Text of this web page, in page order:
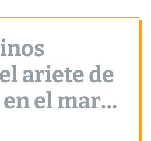
ariete de
en el mar